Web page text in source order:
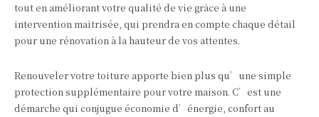
tout en améliorant votre qualité de vie grâce à une
intervention maîtrisée, qui prendra en compte chaque détail
pour une rénovation à la hauteur de vos attentes.
Renouveler votre toiture apporte bien plus qu’une simple
protection supplémentaire pour votre maison. C’est une
démarche qui conjugue économie d’énergie, confort au